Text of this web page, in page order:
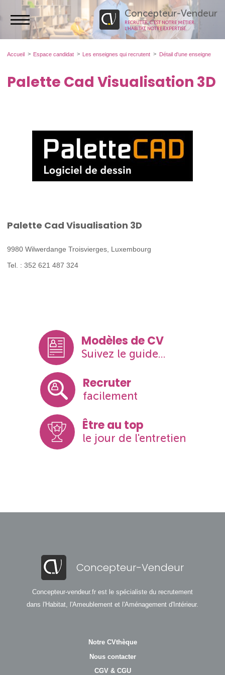
Concepteur-Vendeur
RECRUTER, C’EST NOTRE MÉTIER.
L’HABITAT, NOTRE EXPERTISE.
Accueil Espace candidat Les enseignes qui recrutent Détail d'une enseigne
Palette Cad Visualisation 3D
Palette Cad Visualisation 3D
9980 Wilwerdange Troisvierges, Luxembourg
Tel. : 352 621 487 324
Modèles de CV
Suivez le guide...
Recruter
facilement
Être au top
le jour de l'entretien
Concepteur-Vendeur
Concepteur-vendeur.fr est le spécialiste du recrutement
dans l'Habitat, l'Ameublement et l'Aménagement d'Intérieur.
Notre CVthèque
Nous contacter
CGV & CGU